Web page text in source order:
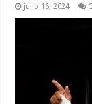
julio 16, 2024